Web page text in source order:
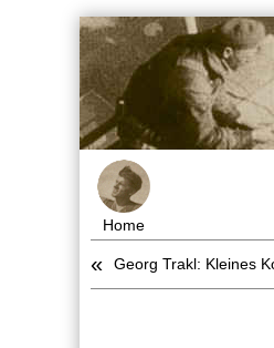
Home
« Georg Trakl: Kleines